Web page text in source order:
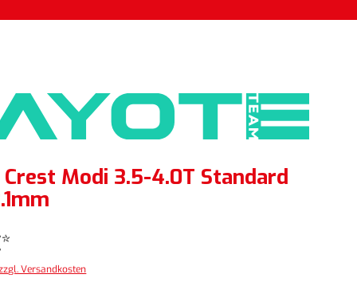
Crest Modi 3.5-4.0T Standard
Versandkosten